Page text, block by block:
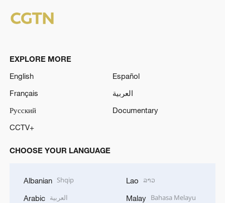
EXPLORE MORE
English
Español
Français
العربية
Русский
Documentary
CCTV+
CHOOSE YOUR LANGUAGE
Albanian Shqip
Arabic العربية
Lao ລາວ
Malay Bahasa Melayu